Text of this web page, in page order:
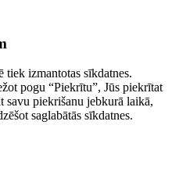
izmantotas sīkdatnes.
pogu “Piekrītu”, Jūs piekrītat
savu piekrišanu jebkurā laikā,
saglabātās sīkdatnes.